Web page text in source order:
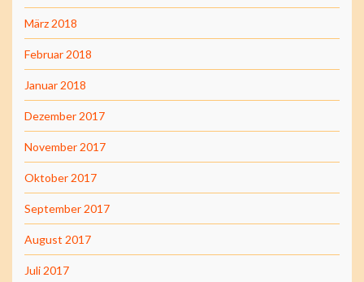
März 2018
Februar 2018
Januar 2018
Dezember 2017
November 2017
Oktober 2017
September 2017
August 2017
Juli 2017